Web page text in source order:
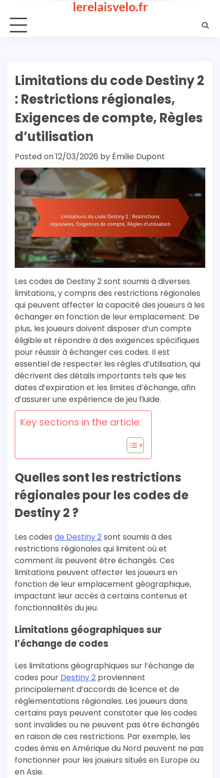
content
lerelaisvelo.fr
Limitations du code Destiny 2
: Restrictions régionales,
Exigences de compte, Règles
d’utilisation
Posted on12/03/2026 by Émilie Dupont
Les codes de Destiny 2 sont soumis à diverses
limitations, y compris des restrictions régionales
qui peuvent affecter la capacité des joueurs à les
échanger en fonction de leur emplacement. De
plus, les joueurs doivent disposer d’un compte
éligible et répondre à des exigences spécifiques
pour réussir à échanger ces codes. Il est
essentiel de respecter les règles d’utilisation, qui
décrivent des détails importants tels que les
dates d’expiration et les limites d’échange, afin
d’assurer une expérience de jeu fluide.
Key sections in the article:
Quelles sont les restrictions
régionales pour les codes de
Destiny 2 ?
Les codes de Destiny 2sont soumis à des
restrictions régionales qui limitent où et
comment ils peuvent être échangés. Ces
limitations peuvent affecter les joueurs en
fonction de leur emplacement géographique,
impactant leur accès à certains contenus et
fonctionnalités du jeu.
Limitations géographiques sur
l’échange de codes
Les limitations géographiques sur l’échange de
codes pour Destiny 2 proviennent
principalement d’accords de licence et de
réglementations régionales. Les joueurs dans
certains pays peuvent constater que les codes
sont invalides ou ne peuvent pas être échangés
en raison de ces restrictions. Par exemple, les
codes émis en Amérique du Nord peuvent ne pas
fonctionner pour les joueurs situés en Europe ou
en Asie.